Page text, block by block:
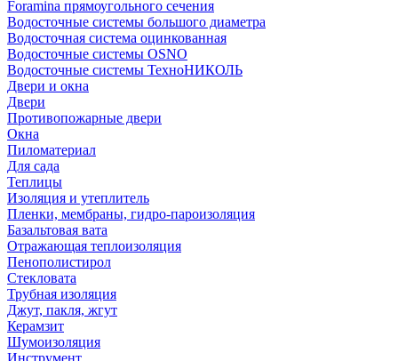
Foramina прямоугольного сечения
Водосточные системы большого диаметра
Водосточная система оцинкованная
Водосточные системы OSNO
Водосточные системы ТехноНИКОЛЬ
Двери и окна
Двери
Противопожарные двери
Окна
Пиломатериал
Для сада
Теплицы
Изоляция и утеплитель
Пленки, мембраны, гидро-пароизоляция
Базальтовая вата
Отражающая теплоизоляция
Пенополистирол
Стекловата
Трубная изоляция
Джут, пакля, жгут
Керамзит
Шумоизоляция
Инструмент